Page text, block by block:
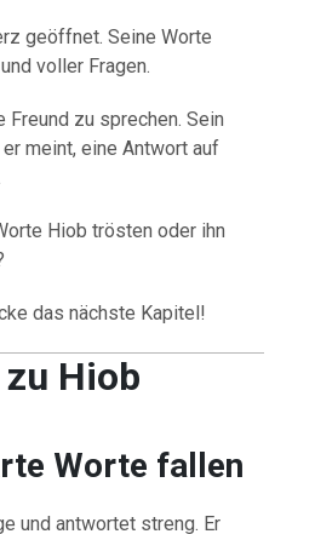
geöffnet. Seine Worte
voller Fragen.
Freund zu sprechen. Sein
meint, eine Antwort auf
Hiob trösten oder ihn
das nächste Kapitel!
Hiob
Worte fallen
und antwortet streng. Er